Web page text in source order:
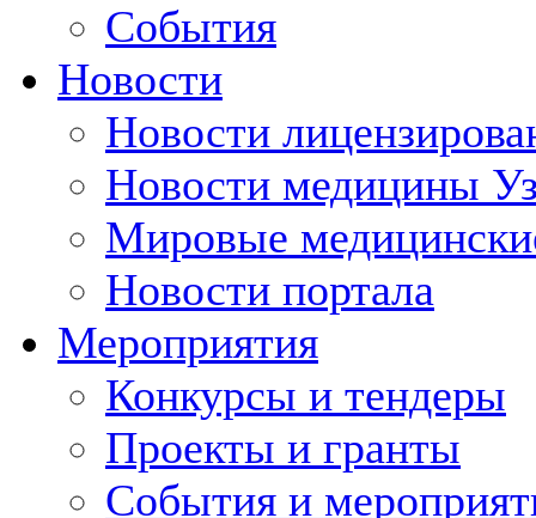
События
Новости
Новости
Новости медицины
Мировые
Новости портала
Мероприятия
Конкурсы и тендеры
Проекты и гранты
События и